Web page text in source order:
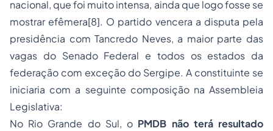
nacional, que foi muito intensa, ainda que logo fosse se
mostrar efêmera[8]. O partido vencera a disputa pela
presidência com Tancredo Neves, a maior parte das
vagas do Senado Federal e todos os estados da
federação com exceção do Sergipe. A constituinte se
iniciaria com a seguinte composição na Assembleia
Legislativa:
No Rio Grande do Sul, o PMDB não terá resultado